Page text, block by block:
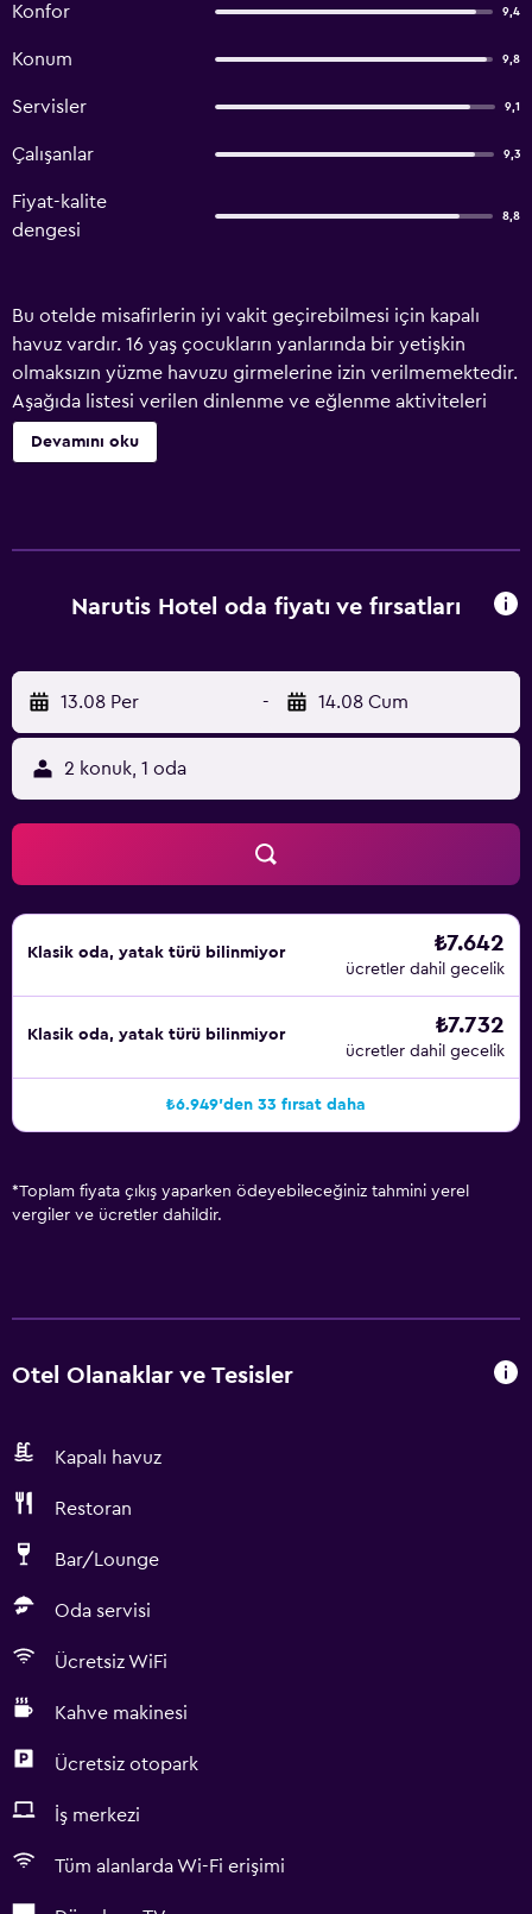
Konfor 9,4
Konum 9,8
Servisler 9,1
Çalışanlar 9,3
Fiyat-kalite
dengesi
8,8
Bu otelde misafirlerin iyi vakit geçirebilmesi için kapalı
havuz vardır. 16 yaş çocukların yanlarında bir yetişkin
olmaksızın yüzme havuzu girmelerine izin verilmemektedir.
Aşağıda listesi verilen dinlenme ve eğlenme aktiviteleri
otelde veya otelin yakınındadır; bu aktiviteler ücretli
olabilir.
Devamını oku
Narutis Hotel oda fiyatı ve fırsatları
13.08 Per - 14.08 Cum
2 konuk, 1 oda
Klasik oda, yatak türü bilinmiyor ₺7.642
ücretler dahil gecelik
Klasik oda, yatak türü bilinmiyor ₺7.732
ücretler dahil gecelik
₺6.949'den 33 fırsat daha
*Toplam fiyata çıkış yaparken ödeyebileceğiniz tahmini yerel
vergiler ve ücretler dahildir.
Otel Olanaklar ve Tesisler
Kapalı havuz
Restoran
Bar/Lounge
Oda servisi
Ücretsiz WiFi
Kahve makinesi
Ücretsiz otopark
İş merkezi
Tüm alanlarda Wi-Fi erişimi